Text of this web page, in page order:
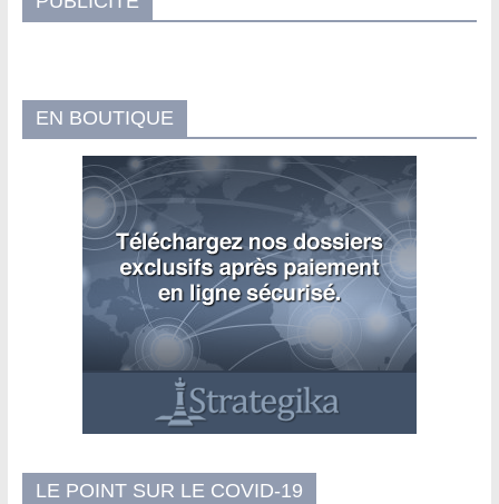
EN BOUTIQUE
LE POINT SUR LE COVID-19